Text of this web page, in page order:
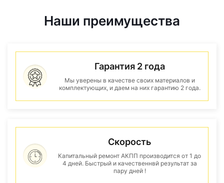
Наши преимущества
Гарантия 2 года
Мы уверены в качестве своих материалов и
комплектующих, и даем на них гарантию 2 года.
Скорость
Капитальный ремонт АКПП производится от 1 до
4 дней. Быстрый и качественнвй результат за
пару дней !